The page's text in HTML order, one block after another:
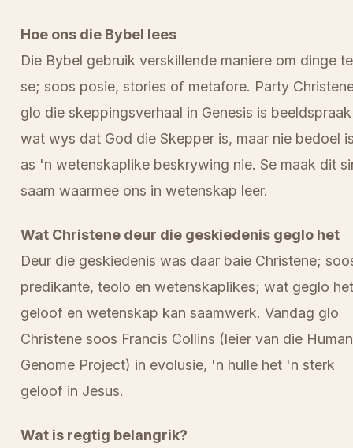
Hoe ons die Bybel lees
Die Bybel gebruik verskillende maniere om dinge te
se; soos posie, stories of metafore. Party
glo die skeppingsverhaal in Genesis is beeldspraak
wat wys dat God die Skepper is, maar nie bedoel
as 'n wetenskaplike beskrywing nie. Se maak dit
saam waarmee ons in wetenskap leer.
Wat Christene deur die geskiedenis geglo het
Deur die geskiedenis was daar baie Christene;
predikante, teolo en wetenskaplikes; wat geglo het
geloof en wetenskap kan saamwerk. Vandag glo
Christene soos Francis Collins (leier van die Human
Genome Project) in evolusie, 'n hulle het 'n sterk
geloof in Jesus.
Wat is regtig belangrik?